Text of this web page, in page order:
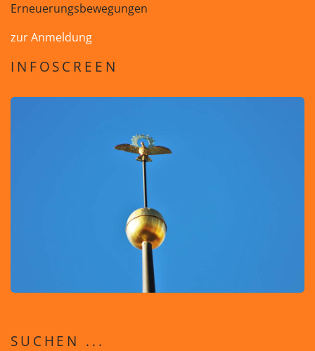
Erneuerungsbewegungen
zur Anmeldung
INFOSCREEN
SUCHEN ...